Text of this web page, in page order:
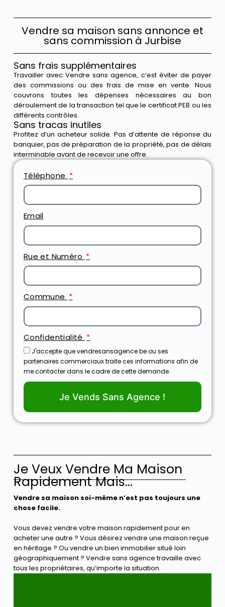
Vendre sa maison sans annonce et
sans commission à Jurbise
Sans frais supplémentaires
Travailler avec Vendre sans agence, c’est éviter de payer
des commissions ou des frais de mise en vente. Nous
couvrons toutes les dépenses nécessaires au bon
déroulement de la transaction tel que le certificat PEB ou les
différents contrôles.
Sans tracas inutiles
Profitez d’un acheteur solide. Pas d’attente de réponse du
banquier, pas de préparation de la propriété, pas de délais
interminable avant de recevoir une offre.
Téléphone
Email
Rue et Numéro
Commune
Confidentialité
J'accepte que vendresansagence.be ou ses
partenaires commerciaux traite ces informations afin de
me contacter dans le cadre de cette demande.
Je Vends Sans Agence !
Je Veux Vendre Ma Maison
Rapidement Mais...
Vendre sa maison soi-même n’est pas toujours une
chose facile.
Vous devez vendre votre maison rapidement pour en
acheter une autre ? Vous désirez vendre une maison reçue
en héritage ? Ou vendre un bien immobilier situé loin
géographiquement ? Vendre sans agence travaille avec
tous les propriétaires, qu’importe la situation.